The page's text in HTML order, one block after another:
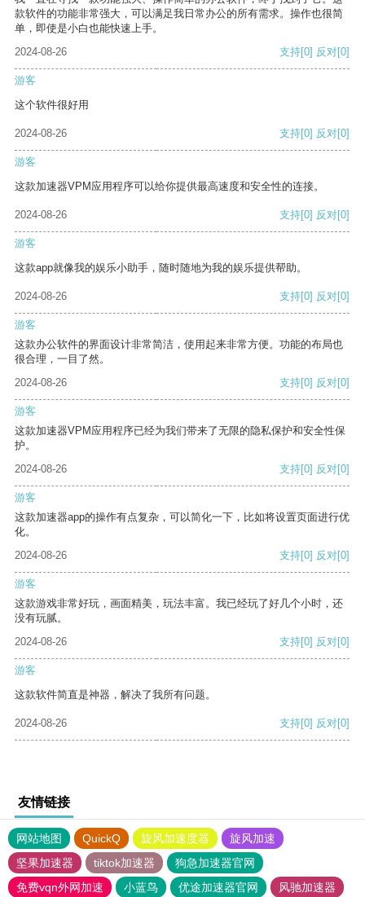
款软件的功能非常强大，可以满足我日常办公的所有需求。操作也很简
单，即使是小白也能快速上手。
2024-08-26
支持[0] 反对[0]
游客
这个软件很好用
2024-08-26 支持[0] 反对[0]
游客
这款加速器VPM应用程序可以给你提供最高速度和安全性的连接。
2024-08-26 支持[0] 反对[0]
游客
这款app就像我的娱乐小助手，随时随地为我的娱乐提供帮助。
2024-08-26 支持[0] 反对[0]
游客
这款办公软件的界面设计非常简洁，使用起来非常方便。功能的布局也
很合理，一目了然。
2024-08-26
支持[0] 反对[0]
游客
这款加速器VPM应用程序已经为我们带来了无限的隐私保护和安全性保
护。
2024-08-26
支持[0] 反对[0]
游客
这款加速器app的操作有点复杂，可以简化一下，比如将设置页面进行优
化。
2024-08-26
支持[0] 反对[0]
游客
这款游戏非常好玩，画面精美，玩法丰富。我已经玩了好几个小时，还
没有玩腻。
2024-08-26
支持[0] 反对[0]
游客
这款软件简直是神器，解决了我所有问题。
2024-08-26 支持[0] 反对[0]
友情链接
网站地图 QuickQ 旋风加速度器
旋风加速
坚果加速器
tiktok加速器
狗急加速器官网
免费vqn外网加速
小蓝鸟 优途加速器官网 风驰加速器